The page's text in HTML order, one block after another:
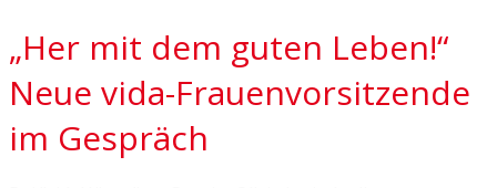
„Her mit dem guten Leben!“
Neue vida-Frauenvorsitzende
im Gespräch